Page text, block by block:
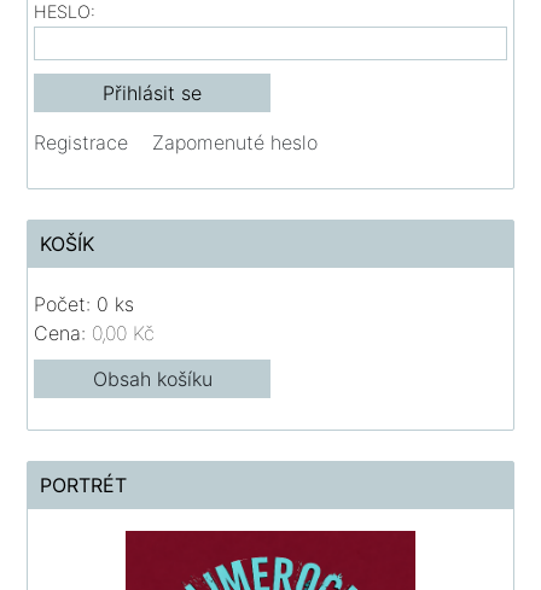
HESLO:
Registrace Zapomenuté heslo
KOŠÍK
Počet: 0 ks
Cena: 0,00 Kč
Obsah košíku
PORTRÉT